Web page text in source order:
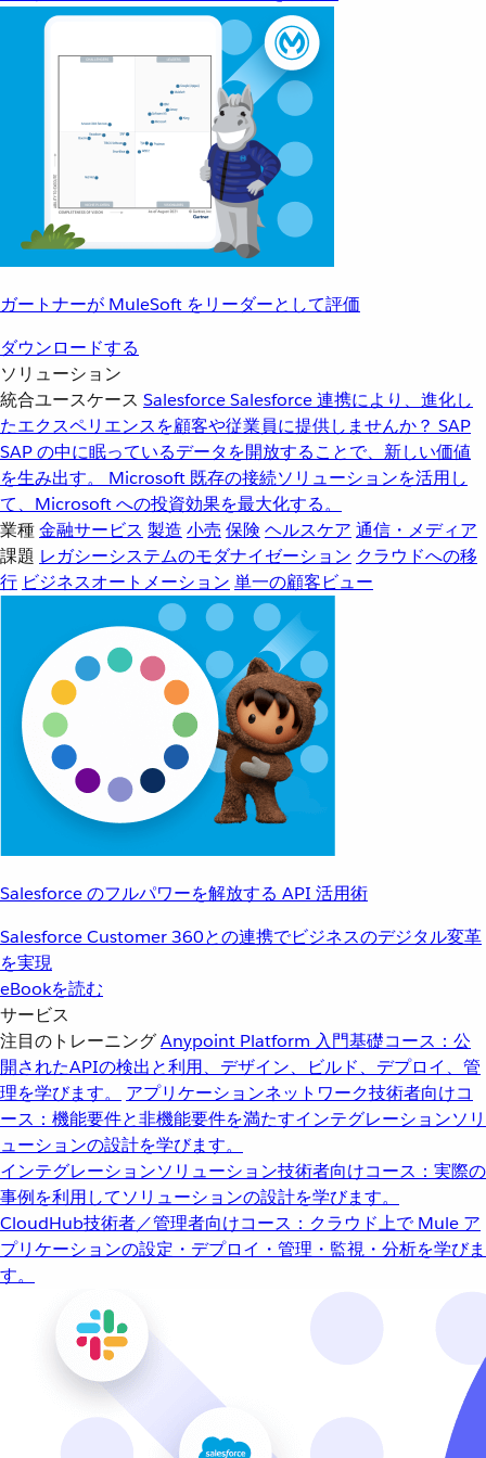
ガートナーが MuleSoft をリーダーとして評価
ダウンロードする
ソリューション
統合ユースケース SalesforceSalesforce 連携により、進化し
たエクスペリエンスを顧客や従業員に提供しませんか？ SAP
SAP の中に眠っているデータを開放することで、新しい価値
を生み出す。
Microsoft 既存の接続ソリューションを活用し
て、Microsoft への投資効果を最大化する。
業種金融サービス 製造 小売 保険 ヘルスケア 通信・メディア
課題 レガシーシステムのモダナイゼーション クラウドへの移
行 ビジネスオートメーション 単一の顧客ビュー
Salesforce のフルパワーを解放する API 活用術
Salesforce Customer 360との連携でビジネスのデジタル変革
を実現
eBookを読む
サービス
注目のトレーニングAnypoint Platform 入門基礎コース：公
開されたAPIの検出と利用、デザイン、ビルド、デプロイ、管
理を学びます。
アプリケーションネットワーク技術者向けコ
ース：機能要件と非機能要件を満たすインテグレーションソリ
ューションの設計を学びます。
インテグレーションソリューション技術者向けコース：実際の
事例を利用してソリューションの設計を学びます。
CloudHub技術者／管理者向けコース：クラウド上で Mule ア
プリケーションの設定・デプロイ・管理・監視・分析を学びま
す。